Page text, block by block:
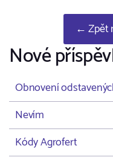
← Zpět
Nové
Obnovení
Nevím
Kódy Agrofert